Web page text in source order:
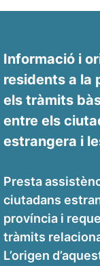
Informació i
residents a la
els tràmits
entre els
estrangera i
Presta
ciutadans
província i
tràmits
L’origen